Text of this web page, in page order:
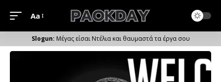
Μέγεθος
Γραμματοσειράς
Aa
Μέγας είσαι Ντέλια και θαυμαστά τα έργα σου